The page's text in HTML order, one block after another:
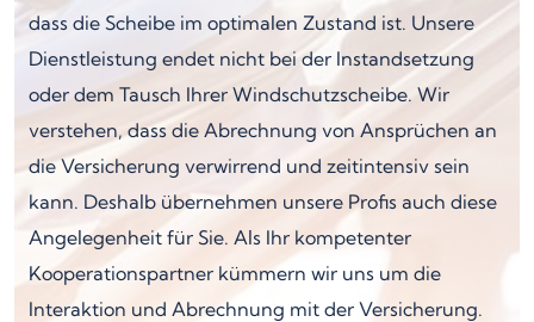
dass die Scheibe im optimalen Zustand ist. Unsere
Dienstleistung endet nicht bei der Instandsetzung
oder dem Tausch Ihrer Windschutzscheibe. Wir
verstehen, dass die Abrechnung von Ansprüchen an
die Versicherung verwirrend und zeitintensiv sein
kann. Deshalb übernehmen unsere Profis auch diese
Angelegenheit für Sie. Als Ihr kompetenter
Kooperationspartner kümmern wir uns um die
Interaktion und Abrechnung mit der Versicherung.